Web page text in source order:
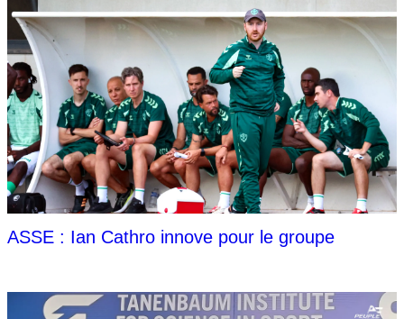
ASSE : Ian Cathro innove pour le groupe